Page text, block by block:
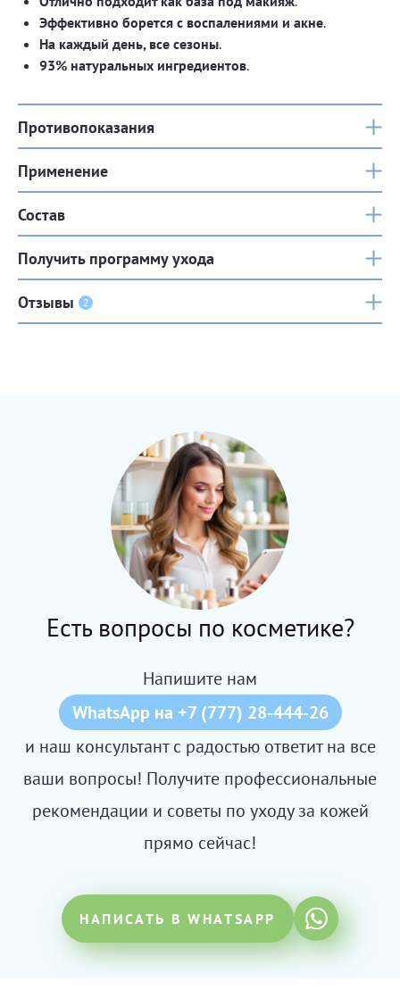
Эффективно борется с воспалениями и акне.
На каждый день, все сезоны.
93% натуральных ингредиентов.
Противопоказания
Применение
Состав
Получить программу ухода
Отзывы 2
Есть вопросы по косметике?
Напишите нам
WhatsApp на +7 (777) 28-444-26
и наш консультант с радостью ответит на все
ваши вопросы! Получите профессиональные
рекомендации и советы по уходу за кожей
прямо сейчас!
НАПИСАТЬ В WHATSAPP